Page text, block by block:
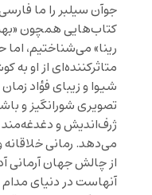
جوآن سیلبر را ما
کتاب‌هایی همچون
رینا» می‌شناختیم،
متاثرکننده‌‌ای از او
شیوا و زیبای فؤاد
تصویری شورانگیز و
ژرف‌اندیش و
می‌دهد. رمانی
از چالش جهان آرمانی
آنهاست در دنیای